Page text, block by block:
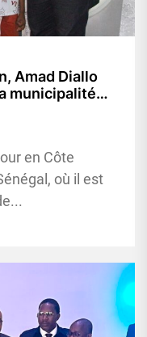
Amad Diallo
municipalité
en Côte
où il est